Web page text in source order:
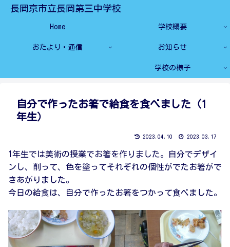
長岡京市立長岡第三中学校
Home 学校概要
おたより・通信 お知らせ
学校の様子
自分で作ったお箸で給食を食べました（1
年生）
2023.04.10 2023.03.17
1年生では美術の授業でお箸を作りました。自分でデザイ
ンし、削って、色を塗ってそれぞれの個性がでたお箸がで
きあがりました。
今日の給食は、自分で作ったお箸をつかって食べました。